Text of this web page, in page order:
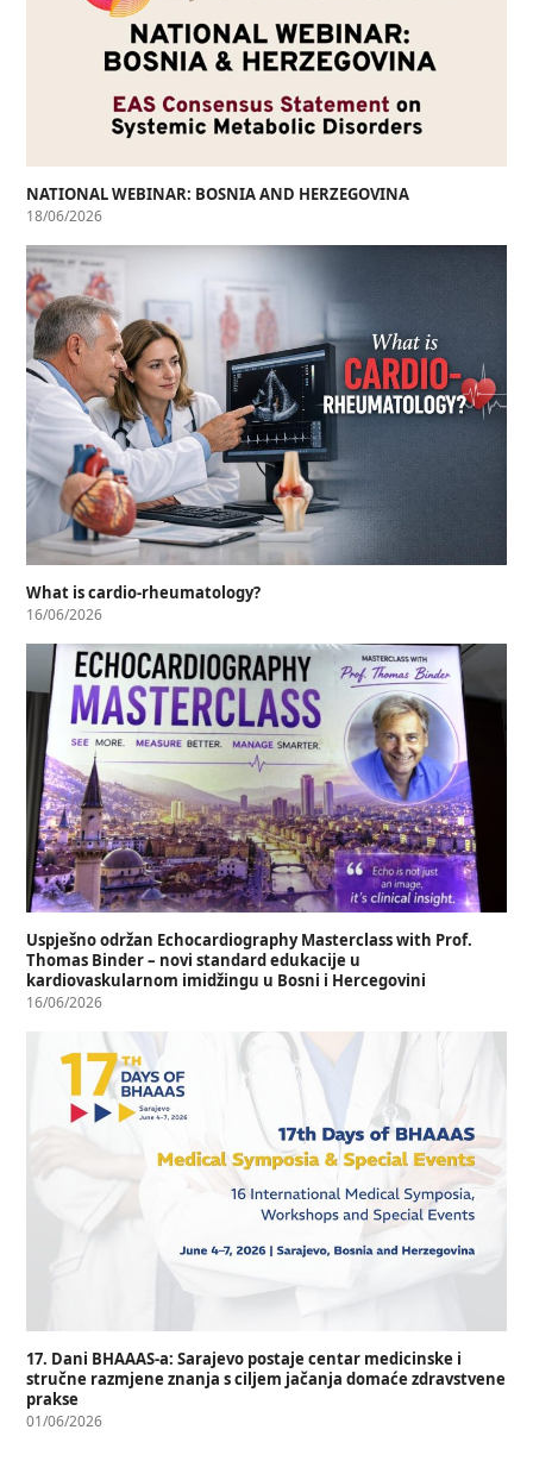
NATIONAL WEBINAR: BOSNIA AND HERZEGOVINA
18/06/2026
What is cardio-rheumatology?
16/06/2026
Uspješno održan Echocardiography Masterclass with Prof.
Thomas Binder – novi standard edukacije u
kardiovaskularnom imidžingu u Bosni i Hercegovini
16/06/2026
17. Dani BHAAAS-a: Sarajevo postaje centar medicinske i
stručne razmjene znanja s ciljem jačanja domaće zdravstvene
prakse
01/06/2026